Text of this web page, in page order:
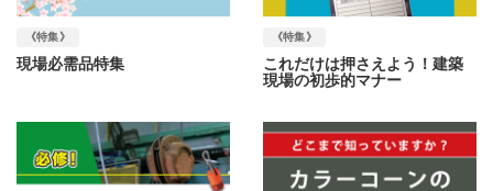
《特集》
現場必需品特集
《特集》
これだけは押さえよう！建築
現場の初歩的マナー